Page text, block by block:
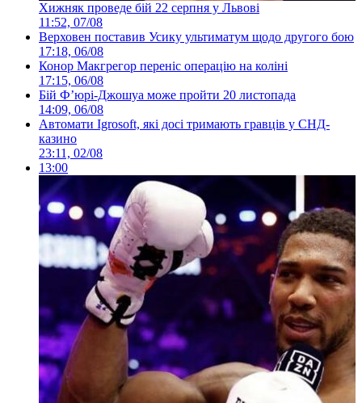
Хижняк проведе бій 22 серпня у Львові
11:52, 07/08
Верховен поставив Усику ультиматум щодо другого бою
17:18, 06/08
Конор Макгрегор переніс операцію на коліні
17:15, 06/08
Бій Ф’юрі-Джошуа може пройти 20 листопада
14:09, 06/08
Автомати Igrosoft, які досі тримають гравців у СНД-
казино
23:11, 02/08
13:00